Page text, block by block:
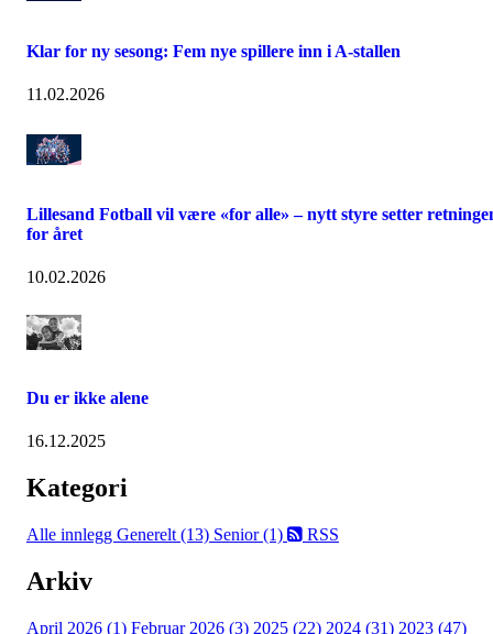
Klar for ny sesong: Fem nye spillere inn i A-stallen
11.02.2026
Lillesand Fotball vil være «for alle» – nytt styre setter
for året
10.02.2026
Du er ikke alene
16.12.2025
Kategori
Alle innlegg Generelt (13) Senior (1) RSS
Arkiv
April 2026 (1) Februar 2026 (3) 2025 (22) 2024 (31) 2023 (47)